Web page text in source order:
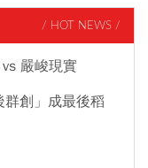
/ HOT NEWS /
嚴峻現實
創」成最後稻